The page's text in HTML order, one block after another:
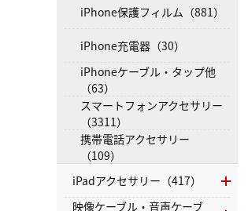
iPhone保護フィルム（881）
iPhone充電器（30）
iPhoneケーブル・タップ他
（63）
スマートフォンアクセサリー
（3311）
携帯電話アクセサリー
（109）
iPadアクセサリー（417）
映像ケーブル・音声ケーブ